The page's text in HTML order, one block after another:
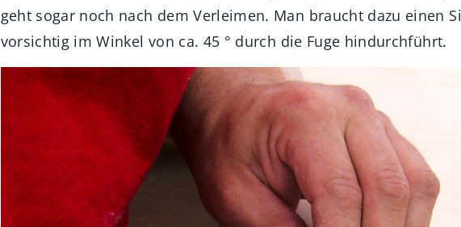
geht sogar noch nach dem Verleimen. Man braucht dazu einen
vorsichtig im Winkel von ca. 45 ° durch die Fuge hindurchführt.